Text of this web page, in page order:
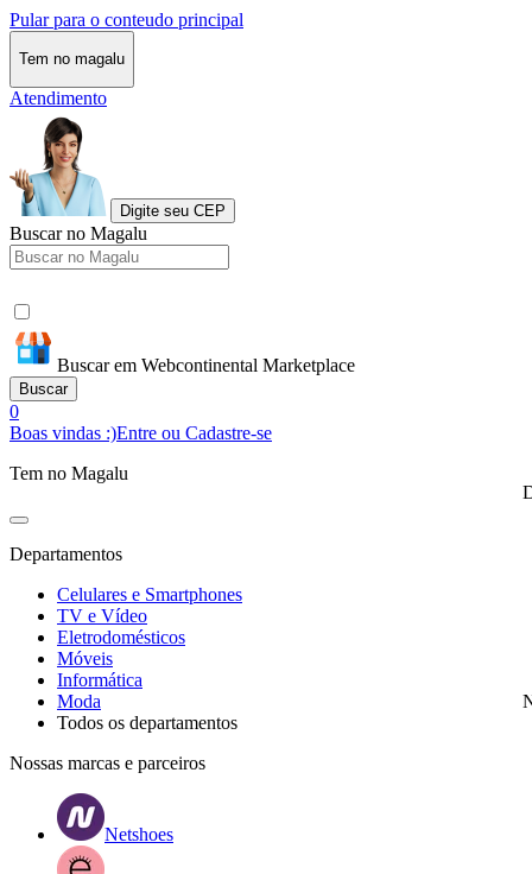
Pular para o conteudo principal
Tem no magalu
Atendimento
Digite seu CEP
Buscar no Magalu
Buscar em Webcontinental Marketplace
Buscar
0
Boas vindas :)Entre ou Cadastre-se
Tem no Magalu
Departamentos
Celulares e Smartphones
TV e Vídeo
Eletrodomésticos
Móveis
Informática
Moda
Todos os departamentos
Nossas marcas e parceiros
Netshoes